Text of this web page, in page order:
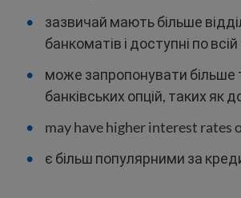
зазвичай мають більше
банкоматів і доступні по всій
може запропонувати більше
банківських опцій, таких як
may have higher interest rates
є більш популярними за